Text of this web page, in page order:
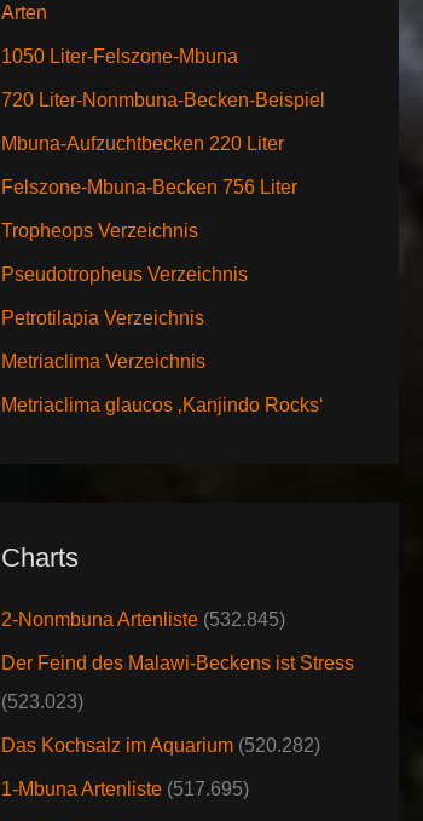
Arten
1050 Liter-Felszone-Mbuna
720 Liter-Nonmbuna-Becken-Beispiel
Mbuna-Aufzuchtbecken 220 Liter
Felszone-Mbuna-Becken 756 Liter
Tropheops Verzeichnis
Pseudotropheus Verzeichnis
Petrotilapia Verzeichnis
Metriaclima Verzeichnis
Metriaclima glaucos ‚Kanjindo Rocks‘
Charts
2-Nonmbuna Artenliste (532.845)
Der Feind des Malawi-Beckens ist Stress
(523.023)
Das Kochsalz im Aquarium (520.282)
1-Mbuna Artenliste (517.695)